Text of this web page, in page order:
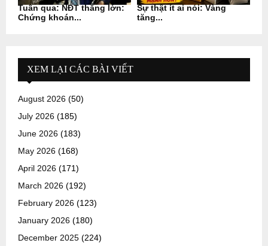
Tuần qua: NĐT thắng lớn:
Chứng khoán...
Sự thật ít ai nói: Vàng
tăng...
XEM LẠI CÁC BÀI VIẾT
August 2026 (50)
July 2026 (185)
June 2026 (183)
May 2026 (168)
April 2026 (171)
March 2026 (192)
February 2026 (123)
January 2026 (180)
December 2025 (224)